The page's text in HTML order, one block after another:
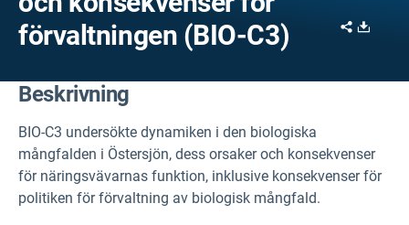
förvaltningen (BIO-C3)
Share
Beskrivning
BIO-C3 undersökte dynamiken i den biologiska
mångfalden i Östersjön, dess orsaker och konsekvenser
för näringsvävarnas funktion, inklusive konsekvenser för
politiken för förvaltning av biologisk mångfald.